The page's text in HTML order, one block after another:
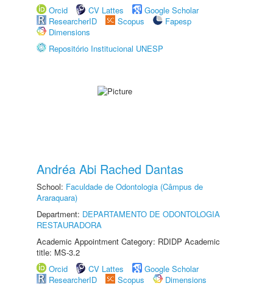
Orcid
CV Lattes
Google Scholar
ResearcherID
Scopus
Fapesp
Dimensions
Repositório Institucional UNESP
Andréa Abi Rached Dantas
School: Faculdade de Odontologia (Câmpus de
Araraquara)
Department: DEPARTAMENTO DE ODONTOLOGIA
RESTAURADORA
Academic Appointment Category: RDIDP Academic
title: MS-3.2
Orcid
CV Lattes
Google Scholar
ResearcherID
Scopus
Dimensions